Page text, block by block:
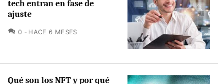
tech entran en fase de
ajuste
0 COMENTARIOS
HACE 6 MESES
Qué son los NFT y por qué